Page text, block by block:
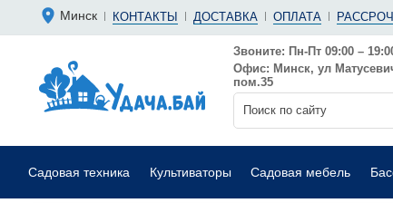
Минск КОНТАКТЫ ДОСТАВКА ОПЛАТА
Звоните: Пн-Пт 09:00 –
Офис: Минск, ул
пом.35
Садовая техника
Аккумуляторные
Садовые воздуходувки Мойки
Культиваторы Садовая мебель